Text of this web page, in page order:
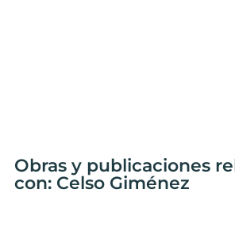
Obras y publicaciones
con: Celso Giménez